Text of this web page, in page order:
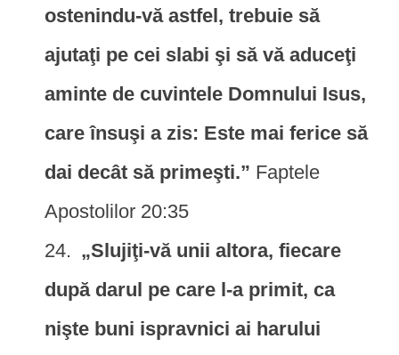
ostenindu-vă astfel, trebuie să
ajutaţi pe cei slabi şi să vă aduceţi
aminte de cuvintele Domnului Isus,
care însuşi a zis: Este mai ferice să
dai decât să primeşti.” Faptele
Apostolilor 20:35
„Slujiţi-vă unii altora, fiecare
după darul pe care l-a primit, ca
nişte buni ispravnici ai harului